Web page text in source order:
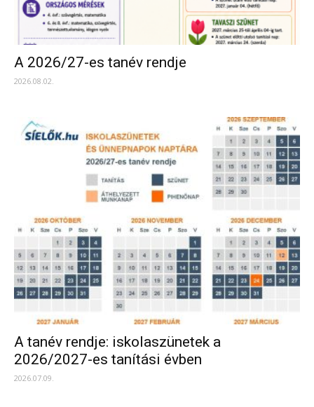
A 2026/27-es tanév rendje
2026.08.02.
A tanév rendje: iskolaszünetek a
2026/2027-es tanítási évben
2026.07.09.